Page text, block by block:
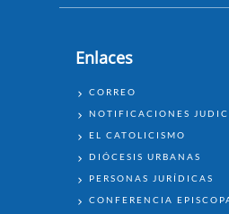
Enlaces
ENLACES
CORREO
NOTIFICACIONES
EL CATOLICISMO
DIÓCESIS URBANAS
PERSONAS JURÍDICAS
CONFERENCIA